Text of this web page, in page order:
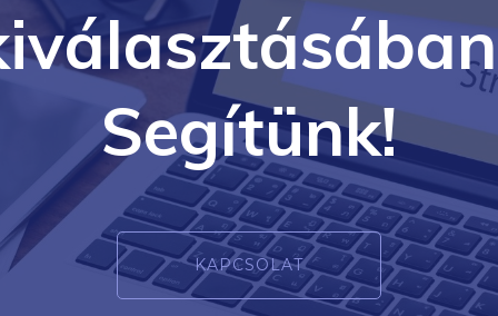
Segítünk!
KAPCSOLAT